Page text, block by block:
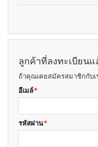
ลูกค้าที่ลงทะเบียนแ
ถ้าคุณเคยสมัครสมาชิกกับเ
*
อีเมล์
*
รหัสผ่าน